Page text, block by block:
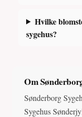
Hvilke
sygehus?
Om
Sønderborg
Sygehus